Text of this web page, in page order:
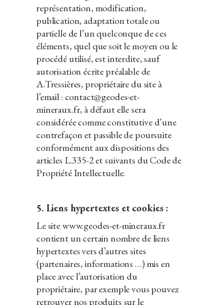
représentation, modification,
publication, adaptation totale ou
partielle de l’un quelconque de ces
éléments, quel que soit le moyen ou le
procédé utilisé, est interdite, sauf
autorisation écrite préalable de
A.Tressières, propriétaire du site à
l’email : contact@geodes-et-
mineraux.fr, à défaut elle sera
considérée comme constitutive d’une
contrefaçon et passible de poursuite
conformément aux dispositions des
articles L.335-2 et suivants du Code de
Propriété Intellectuelle.
5. Liens hypertextes et cookies :
Le site www.geodes-et-mineraux.fr
contient un certain nombre de liens
hypertextes vers d’autres sites
(partenaires, informations …) mis en
place avec l’autorisation du
propriétaire, par exemple vous pouvez
retrouver nos produits sur le